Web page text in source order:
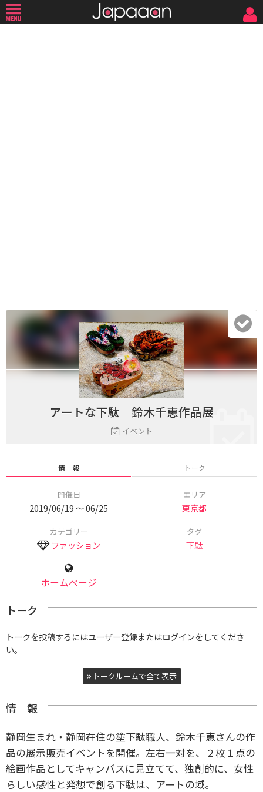
アートな下駄 鈴木千恵作品展
イベント
情 報 トーク
開催日
2019/06/19 〜 06/25
エリア
東京都
カテゴリー
ファッション
タグ
下駄
ホームページ
トーク
トークを投稿するにはユーザー登録またはログインをしてくださ
い。
トークルームで全て表示
情 報
静岡生まれ・静岡在住の塗下駄職人、鈴木千恵さんの作
品の展示販売イベントを開催。左右一対を、２枚１点の
絵画作品としてキャンバスに見立てて、独創的に、女性
らしい感性と発想で創る下駄は、アートの域。